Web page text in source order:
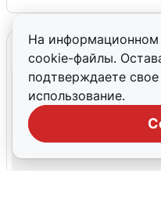
На информационном
cookie-файлы.
подтверждаете свое
использование.